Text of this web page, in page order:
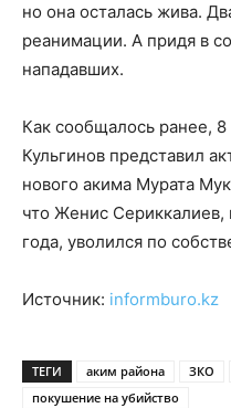
но она осталась жива.
реанимации. А придя в
нападавших.
Как сообщалось ранее,
Кульгинов представил
нового акима Мурата
что Женис Сериккалиев,
года, уволился по
Источник: informburo.kz
ТЕГИ аким района ЗКО
покушение на убийство